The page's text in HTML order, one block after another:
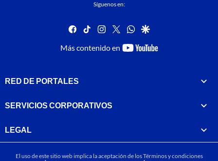
Síguenos en:
facebook
tiktok instagram
twitterwhatsapp
google
Más contenido en
youtube-
RED DE PORTALES
SERVICIOS CORPORATIVOS
LEGAL
El uso de este sitio web implica la aceptación de losTérminos y condiciones